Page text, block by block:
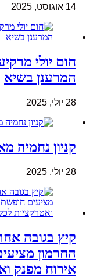
14 אוגוסט, 2025
חום יולי
המרענן בשיא
28 יולי, 2025
קניון נחמיה
28 יולי, 2025
קיץ בגובה
החרמון
אירוח מפנק